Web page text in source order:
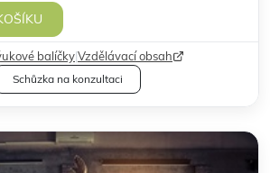
balíčky|Vzdělávací obsah
Schůzka na konzultaci